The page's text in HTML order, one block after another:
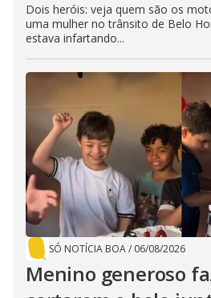
Dois heróis: veja quem são os
uma mulher no trânsito de Belo
estava infartando...
SÓ NOTÍCIA BOA/ 06/08/2026
Menino generoso